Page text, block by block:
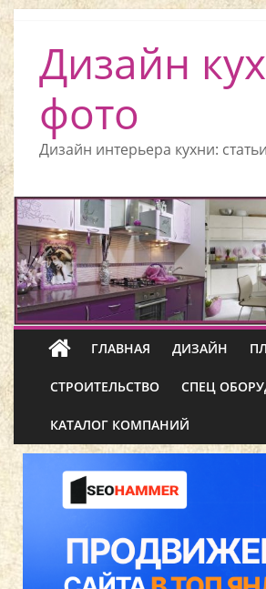
Дизайн
фото
Дизайн интерьера кухни:
ГЛАВНАЯ ДИЗАЙН
СТРОИТЕЛЬСТВО СПЕЦ
КАТАЛОГ КОМПАНИЙ